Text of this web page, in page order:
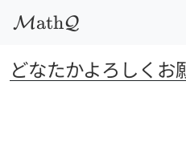
MathQ
どなたかよろしくお